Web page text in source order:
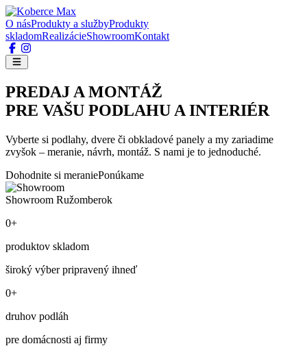
O násProdukty a službyProdukty
skladomRealizácieShowroomKontakt
PREDAJ A MONTÁŽ
PRE VAŠU PODLAHU A INTERIÉR
Vyberte si podlahy, dvere či obkladové panely a my zariadime
zvyšok – meranie, návrh, montáž. S nami je to jednoduché.
Dohodnite si meraniePonúkame
Showroom Ružomberok
0+
produktov skladom
široký výber pripravený ihneď
0+
druhov podláh
pre domácnosti aj firmy